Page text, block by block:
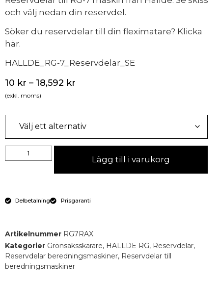
och välj nedan din reservdel.
Söker du reservdelar till din fleximatare? Klicka
här.
HALLDE_RG-7_Reservdelar_SE
10 kr – 18,592 kr
(exkl. moms)
Lägg till i varukorg
Delbetalning Prisgaranti
Artikelnummer RG7RAX
Kategorier Grönsaksskärare, HÄLLDE RG, Reservdelar,
Reservdelar beredningsmaskiner, Reservdelar till
beredningsmaskiner